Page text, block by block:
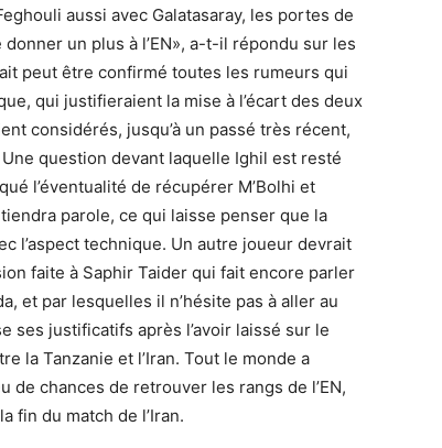
aussi avec Galatasaray, les portes de
un plus à l’EN», a-t-il répondu sur les
peut être confirmé toutes les rumeurs qui
qui justifieraient la mise à l’écart des deux
considérés, jusqu’à un passé très récent,
question devant laquelle Ighil est resté
l’éventualité de récupérer M’Bolhi et
parole, ce qui laisse penser que la
l’aspect technique. Un autre joueur devrait
faite à Saphir Taider qui fait encore parler
et par lesquelles il n’hésite pas à aller au
ses justificatifs après l’avoir laissé sur le
la Tanzanie et l’Iran. Tout le monde a
de chances de retrouver les rangs de l’EN,
fin du match de l’Iran.